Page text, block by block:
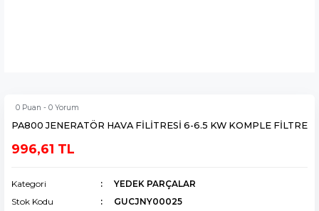
0 Puan - 0 Yorum
PA800 JENERATÖR HAVA FİLİTRESİ 6-6.5 KW KOMPLE FİLTRE
996,61 TL
Kategori
YEDEK PARÇALAR
Stok Kodu
GUCJNY00025